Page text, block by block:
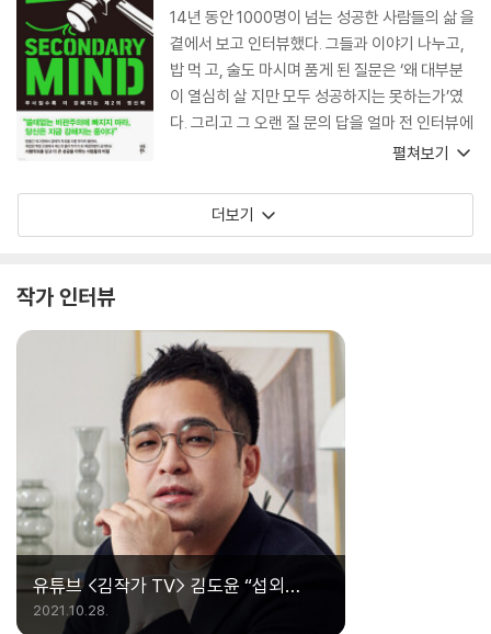
14년 동안 1000명이 넘는 성공한 사람들의 삶 을
곁에서 보고 인터뷰했다. 그들과 이야기 나누고,
밥 먹 고, 술도 마시며 품게 된 질문은 ‘왜 대부분
이 열심히 살 지만 모두 성공하지는 못하는가’였
다. 그리고 그 오랜 질 문의 답을 얼마 전 인터뷰에
서 찾게 되었다. ‘deliberate practice’, 신중한
“자신과 남을 비교하지 말고, 어제의 나와 비교하
라”라는 이야기를 듣는다. 이 말을 다른 사람들과
할 수 있다면 그 사람은 성공할 수밖에 없다. 이토
록 간단한 성공 방식을 우리가 실제로 실천하지
못하는 이유는 어제의 내 문제를 바라볼 용기가
없고, 그래서 정확한 문제점을 모르고 계속해서
같은 실수 를 반복하기 때문이다. 물론 그 과정에
서 문제점을 찾고, 해결 방법을 함께 고민해주는
좋은 스승도 필요하겠지만 더 중요한 건 이 책 에
서 말하고 있는 것처럼 ‘처음이기에 실수는 당연
하다고 생각하는 마음, 실수하더라도 그 과정에
서 악착같이 배움 을 얻어 내려는 마음, 그리하여
같은 실수를 반복하지 않 고 나아가려는 마음’이
다. 바로 ‘세컨더리 마인드’다. “말 을 물가로 끌고
펼쳐보기
더보기
작가 인터뷰
유튜브 <김작가 TV> 김도윤 “섭외
잘하는 비결이요?”
2021.10.28.